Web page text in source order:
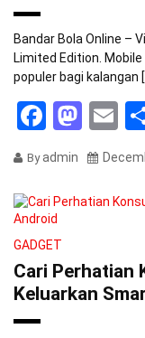
Bandar Bola Online –
Limited Edition.
populer bagi kalangan
Byadmin
GADGET
Cari Perhatian
Keluarkan